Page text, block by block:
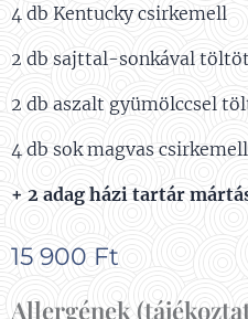
4 db Kentucky csirkemell
2 db sajttal-sonkával
2 db aszalt gyümölccsel
4 db sok magvas csirkemell
+ 2 adag házi tartár
15 900 Ft
Allergének